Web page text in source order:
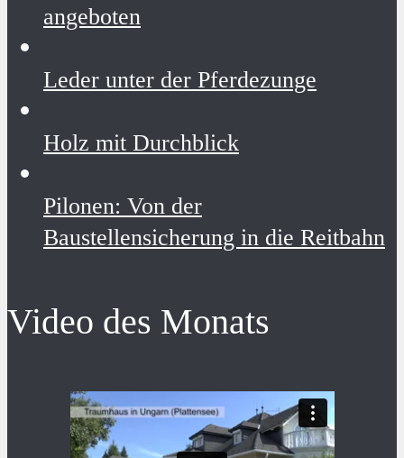
angeboten
Leder unter der Pferdezunge
Holz mit Durchblick
Pilonen: Von der
Baustellensicherung in die Reitbahn
Video des Monats